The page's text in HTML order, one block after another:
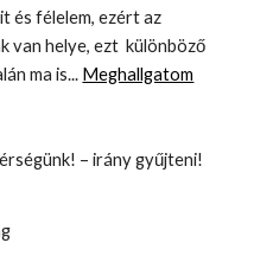
és félelem, ezért az
van helye, ezt különböző
ma is... Meghallgatom
– irány gyűjteni!